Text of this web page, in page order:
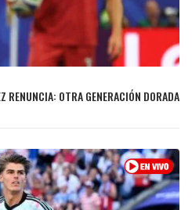
RENUNCIA: OTRA GENERACIÓN DORADA